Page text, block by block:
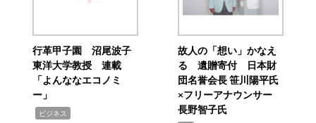
行革甲子園 沼尾波子
東洋大学教授 連載
「よんななエコノミ
ー」
ビジネス
故人の「想い」かなえ
る 遺贈寄付 日本財
団名誉会長 笹川陽平氏
×フリーアナウンサー
長野智子氏